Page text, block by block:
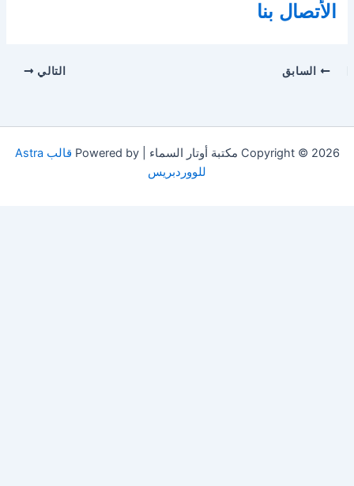
الأتصال بنا
السابق التالي
Copyright © 2026 مكتبة أوتار السماء | Powered by
قالب Astra
للووردبريس